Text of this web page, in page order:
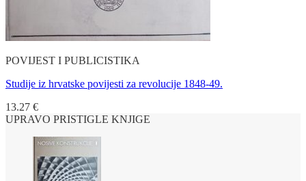
POVIJEST I PUBLICISTIKA
Studije iz hrvatske povijesti za revolucije 1848-49.
13.27 €
UPRAVO PRISTIGLE KNJIGE